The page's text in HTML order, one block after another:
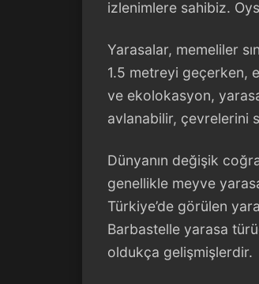
izlenimlere sahibiz.
Yarasalar, memeliler
1.5 metreyi geçerken,
ve ekolokasyon,
avlanabilir, çevrelerini
Dünyanın değişik
genellikle meyve
Türkiye’de görülen
Barbastelle yarasa
oldukça gelişmişlerdir.